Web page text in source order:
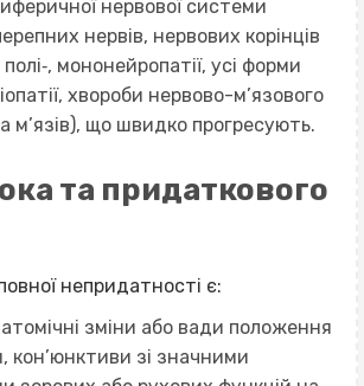
нервової системи
нервів, нервових корінців
мононейропатії, усі форми
хвороби нервово-м’язового
м’язів), що швидко прогресують.
та придаткового
непридатності є:
зміни або вади положення
кон’юнктиви зі значними